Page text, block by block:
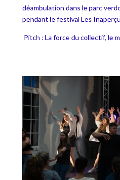
déambulation dans le parc
pendant le festival Les
Pitch : La force du collectif, le